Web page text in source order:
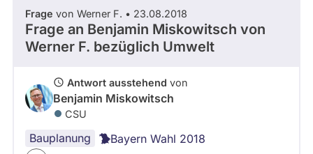
Thema
- Alle -
Frage von Werner F. • 23.08.2018
Frage an Benjamin Miskowitsch von
Werner F. bezüglich Umwelt
Antwort ausstehend von
Benjamin Miskowitsch
CSU
Bauplanung Bayern Wahl 2018